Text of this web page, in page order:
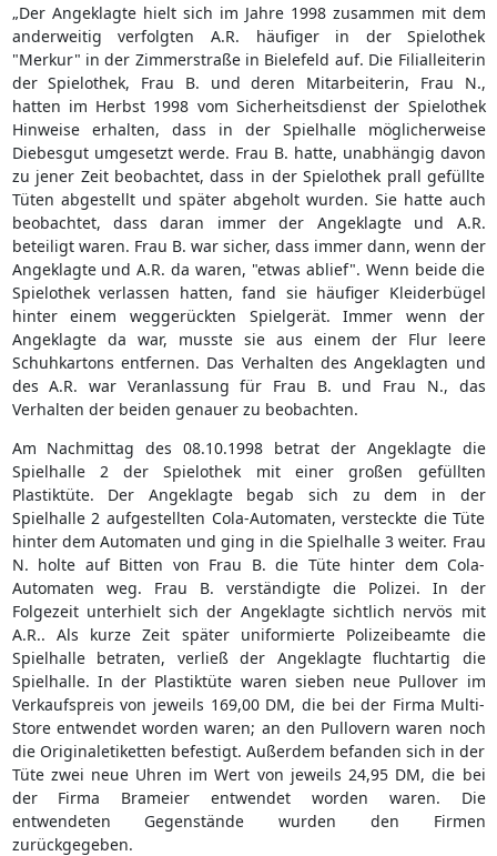
„Der Angeklagte hielt sich im Jahre 1998 zusammen mit dem
anderweitig verfolgten A.R. häufiger in der Spielothek
"Merkur" in der Zimmerstraße in Bielefeld auf. Die Filialleiterin
der Spielothek, Frau B. und deren Mitarbeiterin, Frau N.,
hatten im Herbst 1998 vom Sicherheitsdienst der Spielothek
Hinweise erhalten, dass in der Spielhalle möglicherweise
Diebesgut umgesetzt werde. Frau B. hatte, unabhängig davon
zu jener Zeit beobachtet, dass in der Spielothek prall gefüllte
Tüten abgestellt und später abgeholt wurden. Sie hatte auch
beobachtet, dass daran immer der Angeklagte und A.R.
beteiligt waren. Frau B. war sicher, dass immer dann, wenn der
Angeklagte und A.R. da waren, "etwas ablief". Wenn beide die
Spielothek verlassen hatten, fand sie häufiger Kleiderbügel
hinter einem weggerückten Spielgerät. Immer wenn der
Angeklagte da war, musste sie aus einem der Flur leere
Schuhkartons entfernen. Das Verhalten des Angeklagten und
des A.R. war Veranlassung für Frau B. und Frau N., das
Verhalten der beiden genauer zu beobachten.
Am Nachmittag des 08.10.1998 betrat der Angeklagte die
Spielhalle 2 der Spielothek mit einer großen gefüllten
Plastiktüte. Der Angeklagte begab sich zu dem in der
Spielhalle 2 aufgestellten Cola-Automaten, versteckte die Tüte
hinter dem Automaten und ging in die Spielhalle 3 weiter. Frau
N. holte auf Bitten von Frau B. die Tüte hinter dem Cola-
Automaten weg. Frau B. verständigte die Polizei. In der
Folgezeit unterhielt sich der Angeklagte sichtlich nervös mit
A.R.. Als kurze Zeit später uniformierte Polizeibeamte die
Spielhalle betraten, verließ der Angeklagte fluchtartig die
Spielhalle. In der Plastiktüte waren sieben neue Pullover im
Verkaufspreis von jeweils 169,00 DM, die bei der Firma Multi-
Store entwendet worden waren; an den Pullovern waren noch
die Originaletiketten befestigt. Außerdem befanden sich in der
Tüte zwei neue Uhren im Wert von jeweils 24,95 DM, die bei
der Firma Brameier entwendet worden waren. Die
entwendeten Gegenstände wurden den Firmen
zurückgegeben.